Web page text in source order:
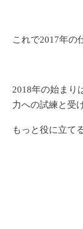
これで2017年の
2018年の始まり
力への試練と受
もっと役に立て